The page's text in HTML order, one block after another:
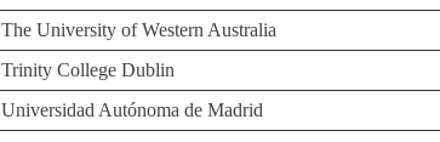
The University of Western Australia
Trinity College Dublin
Universidad Autónoma de Madrid